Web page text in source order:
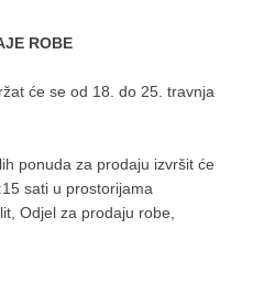
ROBE
će se od 18. do 25. travnja
ponuda za prodaju izvršit će
sati u prostorijama
Odjel za prodaju robe,